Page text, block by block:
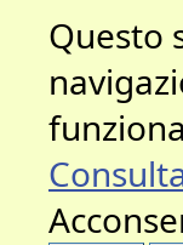
Questo